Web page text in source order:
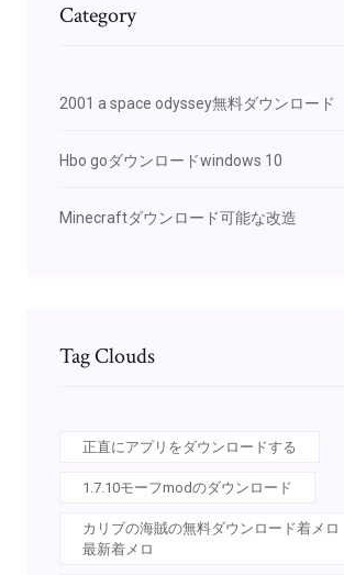
Category
2001 a space odyssey無料ダウンロード
Hbo goダウンロードwindows 10
Minecraftダウンロード可能な改造
Tag Clouds
正直にアプリをダウンロードする
1.7.10モーフmodのダウンロード
カリブの海賊の無料ダウンロード着メロ
最新着メロ